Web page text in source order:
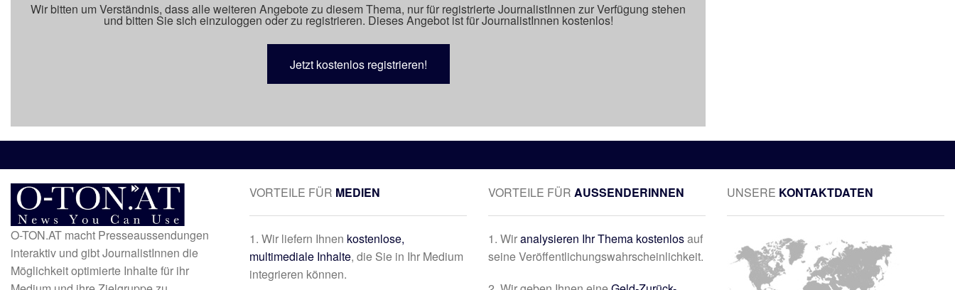
Wir bitten um Verständnis, dass alle weiteren Angebote zu diesem Thema, nur für registrierte JournalistInnen zur Verfügung stehen
und bitten Sie sich einzuloggen oder zu registrieren. Dieses Angebot ist für JournalistInnen kostenlos!
Jetzt kostenlos registrieren!
O-TON.AT macht Presseaussendungen
interaktiv und gibt JournalistInnen die
Möglichkeit optimierte Inhalte für ihr
VORTEILE FÜR MEDIEN
1. Wir liefern Ihnen kostenlose,
multimediale Inhalte, die Sie in Ihr Medium
integrieren können.
VORTEILE FÜR AUSSENDERINNEN
1. Wiranalysieren Ihr Thema kostenlosauf
seine Veröffentlichungswahrscheinlichkeit.
UNSERE KONTAKTDATEN